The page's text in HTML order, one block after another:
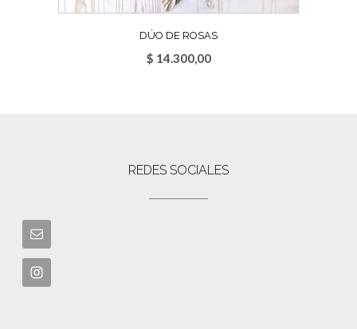
DÚO DE ROSAS
$ 14.300,00
REDES SOCIALES